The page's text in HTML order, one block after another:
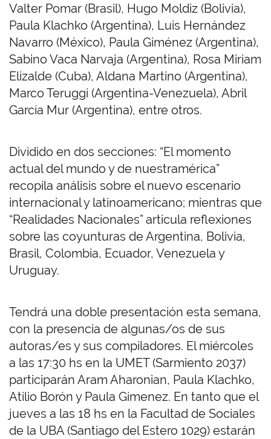
Valter Pomar (Brasil), Hugo Moldiz (Bolivia),
Paula Klachko (Argentina), Luis Hernández
Navarro (México), Paula Giménez (Argentina),
Sabino Vaca Narvaja (Argentina), Rosa Miriam
Elizalde (Cuba), Aldana Martino (Argentina),
Marco Teruggi (Argentina-Venezuela), Abril
García Mur (Argentina), entre otros.
Dividido en dos secciones: “El momento
actual del mundo y de nuestramérica”
recopila análisis sobre el nuevo escenario
internacional y latinoamericano; mientras que
“Realidades Nacionales” articula reflexiones
sobre las coyunturas de Argentina, Bolivia,
Brasil, Colombia, Ecuador, Venezuela y
Uruguay.
Tendrá una doble presentación esta semana,
con la presencia de algunas/os de sus
autoras/es y sus compiladores. El miércoles
a las 17:30 hs en la UMET (Sarmiento 2037)
participarán Aram Aharonian, Paula Klachko,
Atilio Borón y Paula Gimenez. En tanto que el
jueves a las 18 hs en la Facultad de Sociales
de la UBA (Santiago del Estero 1029) estarán